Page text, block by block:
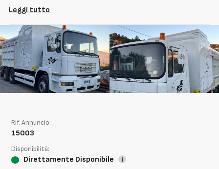
Leggi tutto
Rif. Annuncio:
15003
Disponibilità:
Direttamente Disponibile